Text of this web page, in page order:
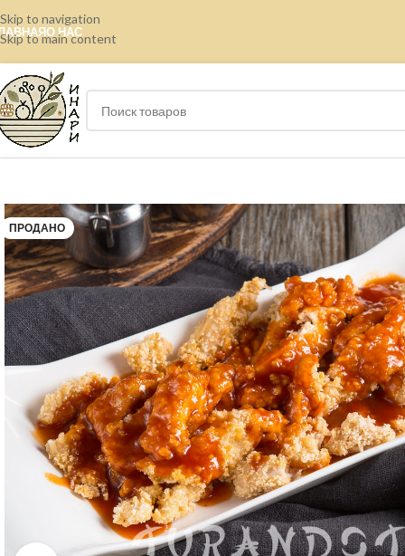
Skip to navigation
Skip to main content
О НАС
ПРОДАНО